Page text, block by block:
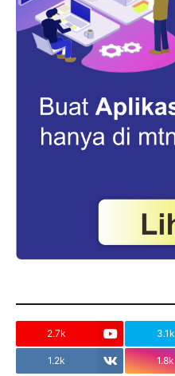
3.1k
2.7k
1.8k
1.2k